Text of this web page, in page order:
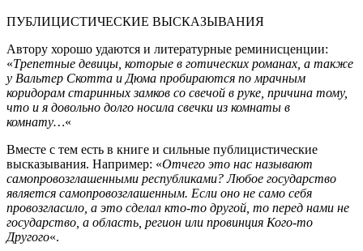
ПУБЛИЦИСТИЧЕСКИЕ ВЫСКАЗЫВАНИЯ
Автору хорошо удаются и литературные реминисценции:
«Трепетные девицы, которые в готических романах, а также
у Вальтер Скотта и Дюма пробираются по мрачным
коридорам старинных замков со свечой в руке, причина тому,
что и я довольно долго носила свечки из комнаты в
комнату…«
Вместе с тем есть в книге и сильные публицистические
высказывания. Например: «Отчего это нас называют
самопровозглашенными республиками? Любое государство
является самопровозглашенным. Если оно не само себя
провозгласило, а это сделал кто-то другой, то перед нами не
государство, а область, регион или провинция Кого-то
Другого«.